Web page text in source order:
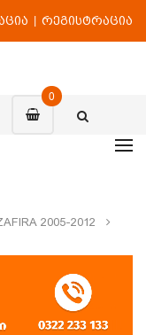
| რეგისტრაცია
0
2005-2012